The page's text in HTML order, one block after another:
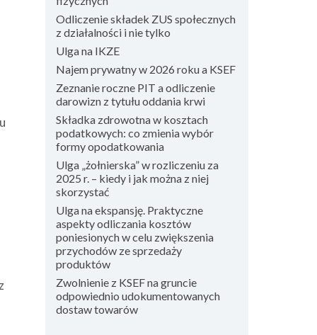
Odliczenie składek ZUS społecznych
z działalności i nie tylko
Ulga na IKZE
Najem prywatny w 2026 roku a KSEF
Zeznanie roczne PIT a odliczenie
darowizn z tytułu oddania krwi
Składka zdrowotna w kosztach
podatkowych: co zmienia wybór
formy opodatkowania
Ulga „żołnierska” w rozliczeniu za
2025 r. – kiedy i jak można z niej
skorzystać
Ulga na ekspansję. Praktyczne
aspekty odliczania kosztów
poniesionych w celu zwiększenia
przychodów ze sprzedaży
produktów
Zwolnienie z KSEF na gruncie
odpowiednio udokumentowanych
dostaw towarów